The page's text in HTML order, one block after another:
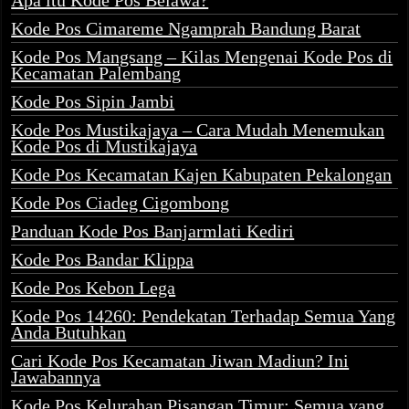
Kode Pos Cimareme Ngamprah Bandung Barat
Kode Pos Mangsang – Kilas Mengenai Kode Pos di
Kecamatan Palembang
Kode Pos Sipin Jambi
Kode Pos Mustikajaya – Cara Mudah Menemukan
Kode Pos di Mustikajaya
Kode Pos Kecamatan Kajen Kabupaten Pekalongan
Kode Pos Ciadeg Cigombong
Panduan Kode Pos Banjarmlati Kediri
Kode Pos Bandar Klippa
Kode Pos Kebon Lega
Kode Pos 14260: Pendekatan Terhadap Semua Yang
Anda Butuhkan
Cari Kode Pos Kecamatan Jiwan Madiun? Ini
Jawabannya